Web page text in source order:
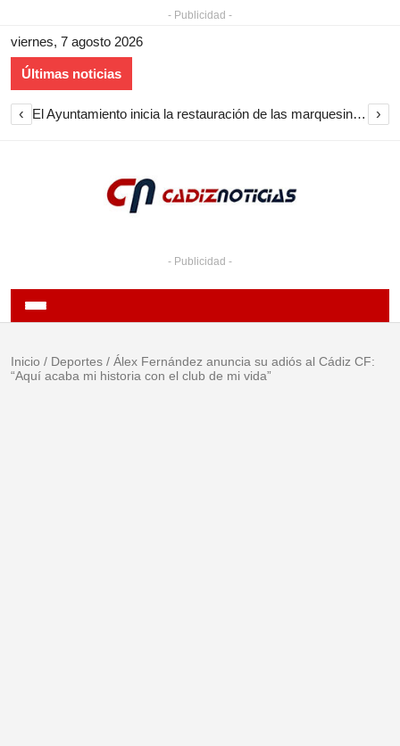
- Publicidad -
viernes, 7 agosto 2026
Últimas noticias
‹ El Ayuntamiento inicia la restauración de las marquesinas de Plaza Esteve para volver a instalarlas en el centro de Jerez ›
- Publicidad -
Inicio / Deportes / Álex Fernández anuncia su adiós al Cádiz CF:
“Aquí acaba mi historia con el club de mi vida”